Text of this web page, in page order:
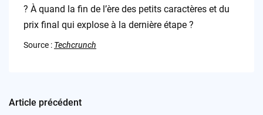
? À quand la fin de l’ère des petits caractères et du
prix final qui explose à la dernière étape ?
Source : Techcrunch
Post
Article précédent